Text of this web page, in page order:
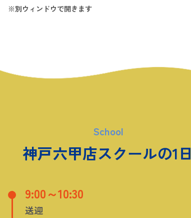
※別ウィンドウで開きます
School
神戸六甲店スクールの1日
9:00～10:30
送迎